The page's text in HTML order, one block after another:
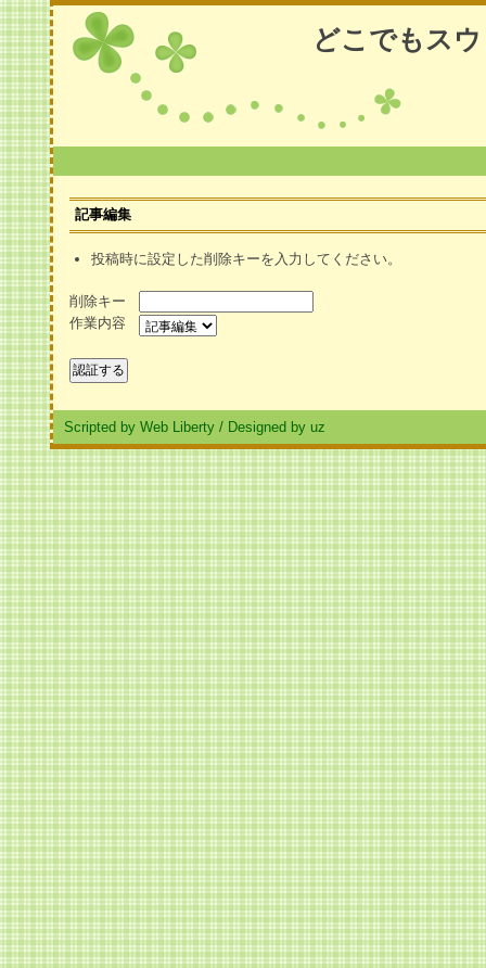
どこでもス
記事編集
投稿時に設定した削除キーを入力してください。
削除キー
作業内容
Scripted by Web Liberty / Designed by uz